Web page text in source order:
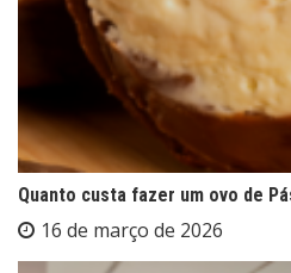
Quanto custa fazer um ovo de
16 de março de 2026